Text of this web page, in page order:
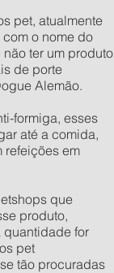
pet, atualmente
o nome do
ter um produto
de porte
Alemão.
formiga, esses
até a comida,
refeições em
que
produto,
quantidade for
pet
tão procuradas